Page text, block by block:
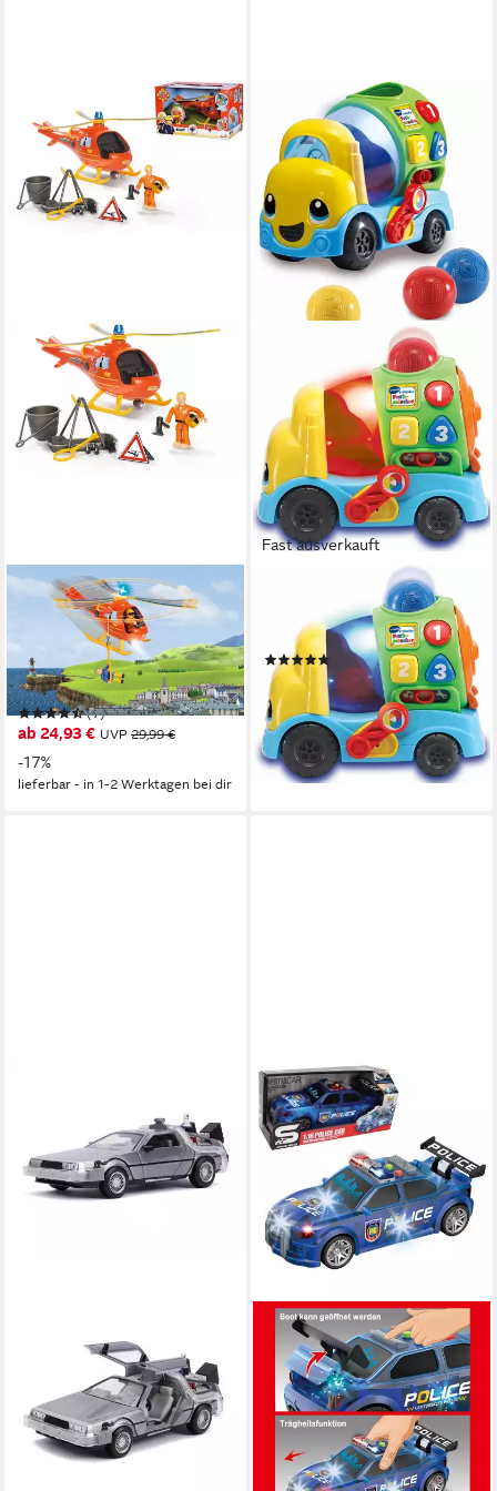
SIMBA
Spielzeug-Hubschrauber
Feuerwehrmann Sam,
Wallaby, mit Sound- und
Lichteffekten
(7)
ab 24,93 € UVP 29,99 €
-17%
lieferbar - in 1-2 Werktagen bei dir
Fast ausverkauft
Spielzeug-Auto VTechBaby,
Fröhlicher Farbmischer
(31)
24,56 €
lieferbar - in 1-2 Werktagen bei dir